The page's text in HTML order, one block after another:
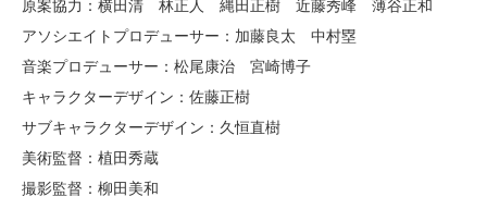
原案協力：横田清 林正人 縄田正樹 近藤秀峰 薄谷正和
アソシエイトプロデューサー：加藤良太 中村塁
音楽プロデューサー：松尾康治 宮崎博子
キャラクターデザイン：佐藤正樹
サブキャラクターデザイン：久恒直樹
美術監督：植田秀蔵
撮影監督：柳田美和